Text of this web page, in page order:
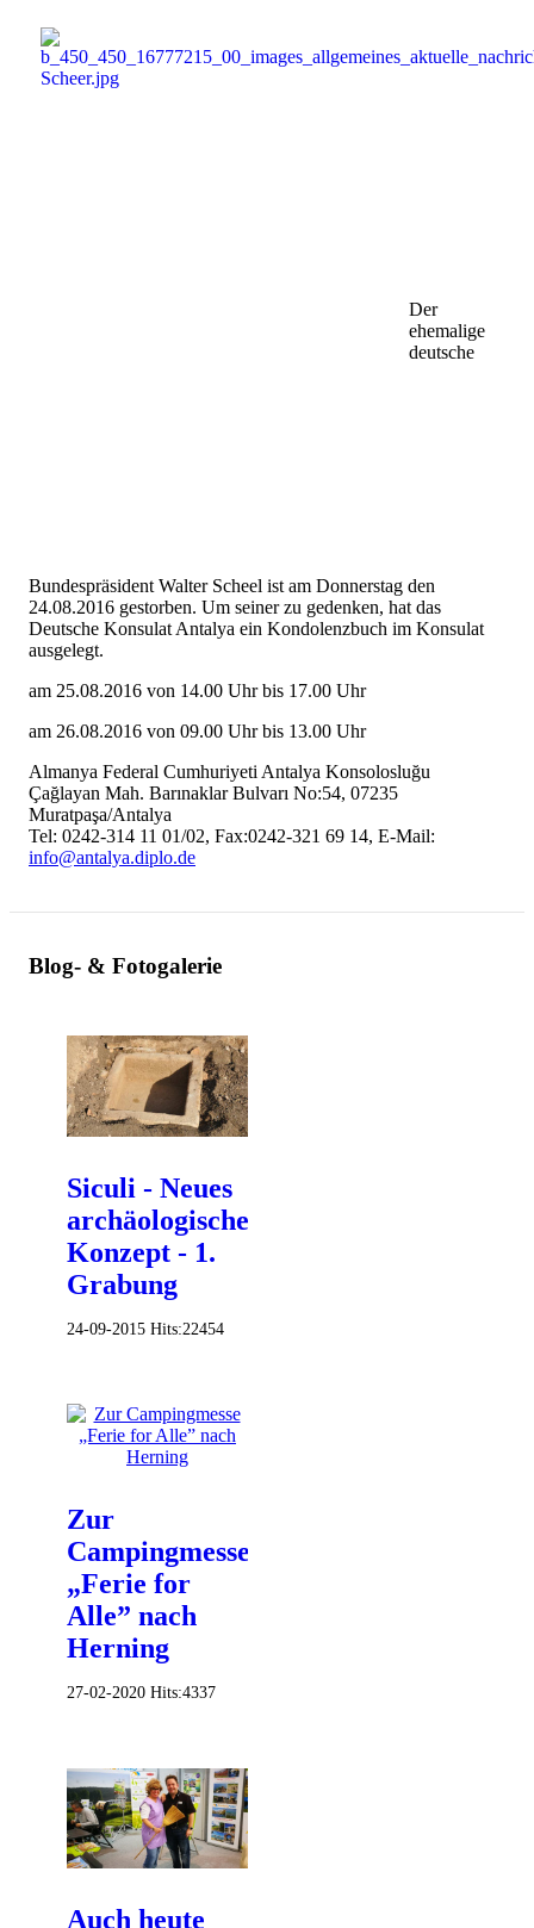
Der
ehemalige
deutsche
Bundespräsident Walter Scheel ist am Donnerstag den
24.08.2016 gestorben. Um seiner zu gedenken, hat das
Deutsche Konsulat Antalya ein Kondolenzbuch im Konsulat
ausgelegt.
am 25.08.2016 von 14.00 Uhr bis 17.00 Uhr
am 26.08.2016 von 09.00 Uhr bis 13.00 Uhr
Almanya Federal Cumhuriyeti Antalya Konsolosluğu
Çağlayan Mah. Barınaklar Bulvarı No:54, 07235
Muratpaşa/Antalya
Tel: 0242-314 11 01/02, Fax:0242-321 69 14, E-Mail:
info@antalya.diplo.de
Blog- & Fotogalerie
Siculi - Neues
archäologisches
Konzept - 1.
Grabung
24-09-2015 Hits:22454
Zur
Campingmesse
„Ferie for
Alle” nach
Herning
27-02-2020 Hits:4337
Auch heute